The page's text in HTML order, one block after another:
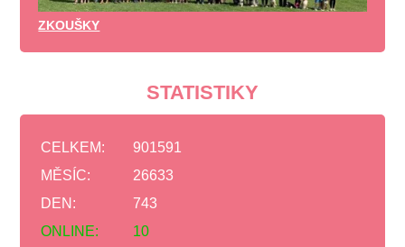
ZKOUŠKY
STATISTIKY
ONLINE: 10
CELKEM:
901591
MĚSÍC:
26633
DEN:
743